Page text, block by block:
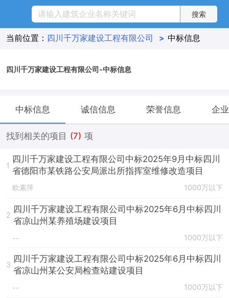
当前位置： 四川千万家建设工程有限公司 > 中标信息
四川千万家建设工程有限公司-中标信息
中标信息 诚信信息 荣誉信息 企
找到相关的项目 (7) 项
1
四川千万家建设工程有限公司中标2025年9月中标四川
省德阳市某铁路公安局派出所指挥室维修改造项目
欧素萍 1000万以下
2
四川千万家建设工程有限公司中标2025年6月中标四川
省凉山州某养殖场建设项目
-- 1000万以下
3
四川千万家建设工程有限公司中标2025年6月中标四川
省凉山州某公安局检查站建设项目
-- 1000万以下